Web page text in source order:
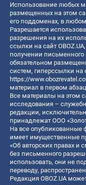
Использование любых
размещенных на этом
его поддоменах, в
Разрешается
разрешения на их
ссылки на сайт
получении
обязательном
систем, гиперссылки на
https://
материал в первом
Все материалы на этом
исследования –
редакции,
принадлежат ООО
На все опубликованные
имеет имущественные
«Об авторских правах и
без письменного
использовать, они не
переводу,
Редакция OBOZ.UA